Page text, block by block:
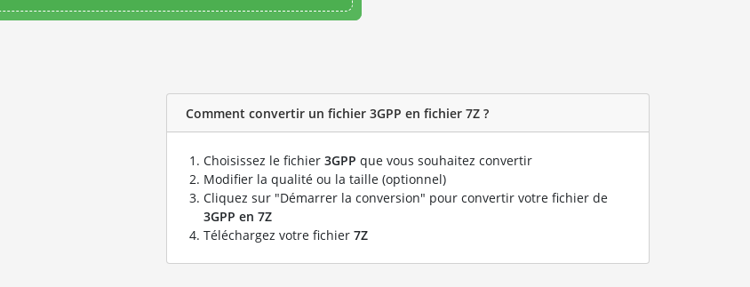
Comment convertir un fichier 3GPP en fichier 7Z ?
Choisissez le fichier 3GPP que vous souhaitez convertir
Modifier la qualité ou la taille (optionnel)
Cliquez sur "Démarrer la conversion" pour convertir votre fichier de
3GPP en 7Z
Téléchargez votre fichier 7Z